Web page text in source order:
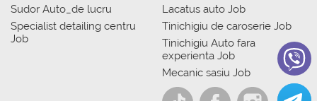
Sudor Auto_de lucru
Specialist detailing centru
Job
Lacatus auto Job
Tinichigiu de caroserie Job
Tinichigiu Auto fara
experienta Job
Mecanic sasiu Job